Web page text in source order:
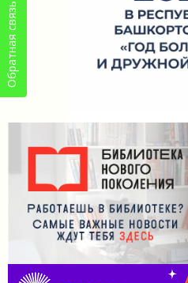
Обратная связь